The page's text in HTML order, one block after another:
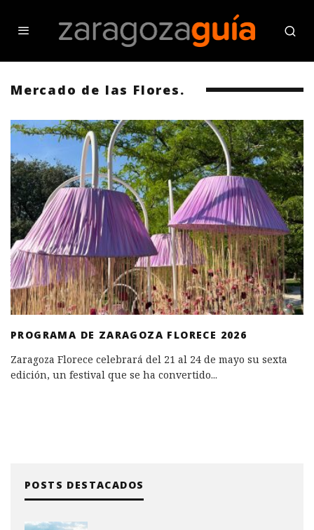
Mercado de las Flores.
PROGRAMA DE ZARAGOZA FLORECE 2026
Zaragoza Florece celebrará del 21 al 24 de mayo su sexta
edición, un festival que se ha convertido...
POSTS DESTACADOS